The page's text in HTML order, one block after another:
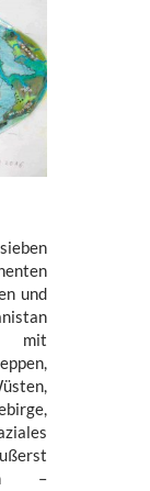
und
mit
–